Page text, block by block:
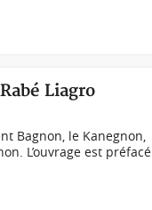
Liagro
Bagnon, le Kanegnon,
L’ouvrage est préfacé